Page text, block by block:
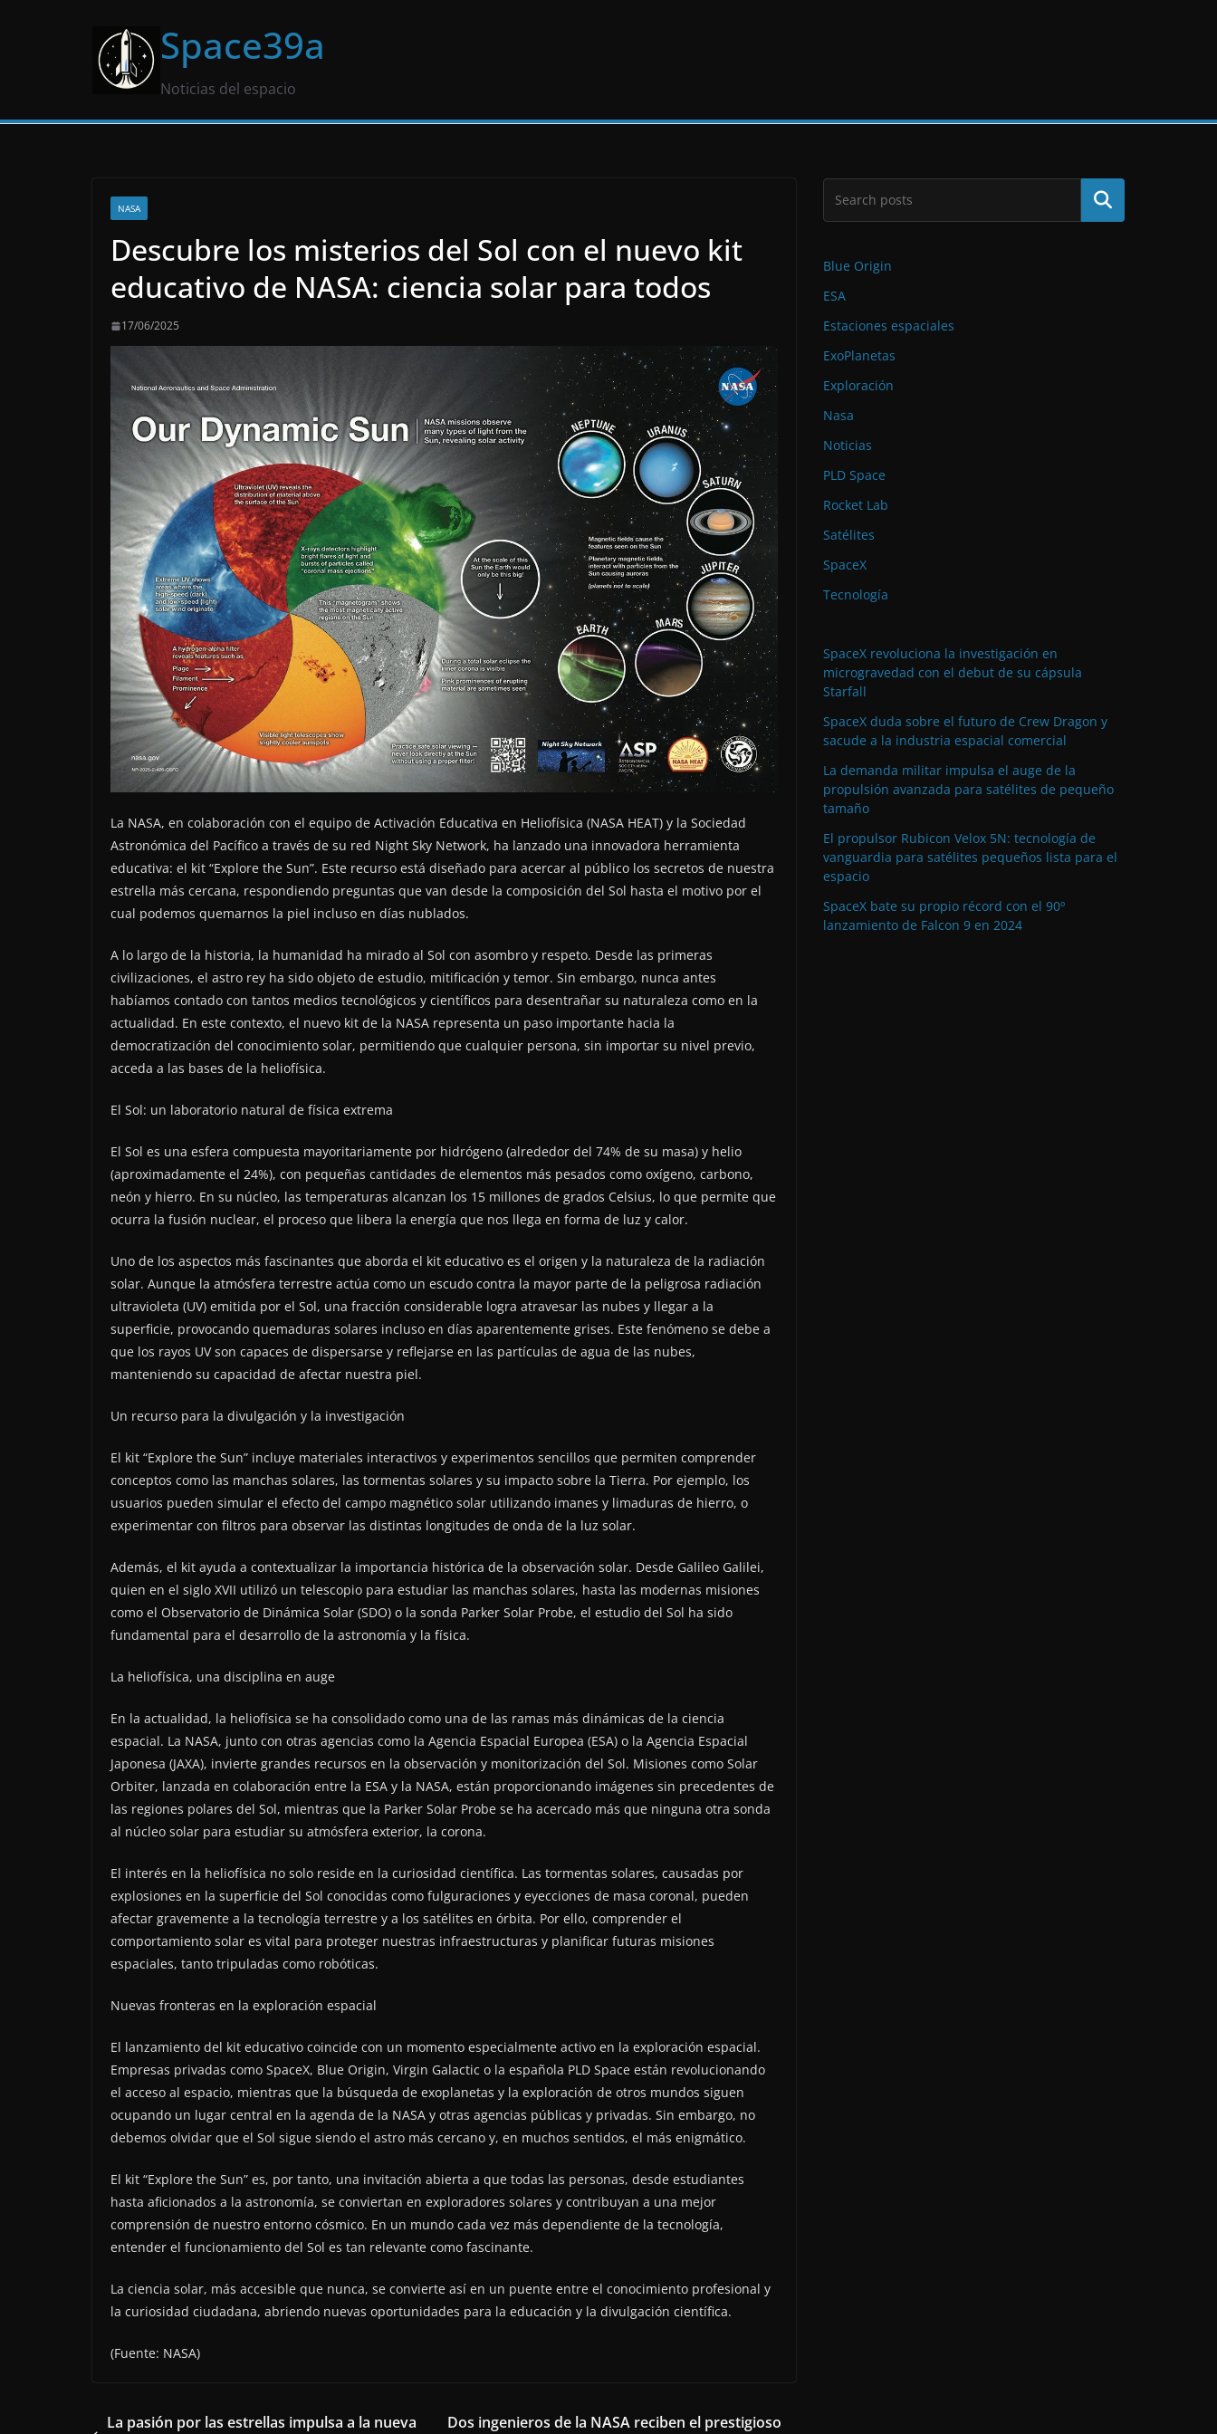
Space39a
Noticias del espacio
NASA
Descubre los misterios del Sol con el nuevo kit
educativo de NASA: ciencia solar para todos
17/06/2025
La NASA, en colaboración con el equipo de Activación Educativa en Heliofísica (NASA HEAT) y la Sociedad
Astronómica del Pacífico a través de su red Night Sky Network, ha lanzado una innovadora herramienta
educativa: el kit “Explore the Sun”. Este recurso está diseñado para acercar al público los secretos de nuestra
estrella más cercana, respondiendo preguntas que van desde la composición del Sol hasta el motivo por el
cual podemos quemarnos la piel incluso en días nublados.
A lo largo de la historia, la humanidad ha mirado al Sol con asombro y respeto. Desde las primeras
civilizaciones, el astro rey ha sido objeto de estudio, mitificación y temor. Sin embargo, nunca antes
habíamos contado con tantos medios tecnológicos y científicos para desentrañar su naturaleza como en la
actualidad. En este contexto, el nuevo kit de la NASA representa un paso importante hacia la
democratización del conocimiento solar, permitiendo que cualquier persona, sin importar su nivel previo,
acceda a las bases de la heliofísica.
El Sol: un laboratorio natural de física extrema
El Sol es una esfera compuesta mayoritariamente por hidrógeno (alrededor del 74% de su masa) y helio
(aproximadamente el 24%), con pequeñas cantidades de elementos más pesados como oxígeno, carbono,
neón y hierro. En su núcleo, las temperaturas alcanzan los 15 millones de grados Celsius, lo que permite que
ocurra la fusión nuclear, el proceso que libera la energía que nos llega en forma de luz y calor.
Uno de los aspectos más fascinantes que aborda el kit educativo es el origen y la naturaleza de la radiación
solar. Aunque la atmósfera terrestre actúa como un escudo contra la mayor parte de la peligrosa radiación
ultravioleta (UV) emitida por el Sol, una fracción considerable logra atravesar las nubes y llegar a la
superficie, provocando quemaduras solares incluso en días aparentemente grises. Este fenómeno se debe a
que los rayos UV son capaces de dispersarse y reflejarse en las partículas de agua de las nubes,
manteniendo su capacidad de afectar nuestra piel.
Un recurso para la divulgación y la investigación
El kit “Explore the Sun” incluye materiales interactivos y experimentos sencillos que permiten comprender
conceptos como las manchas solares, las tormentas solares y su impacto sobre la Tierra. Por ejemplo, los
usuarios pueden simular el efecto del campo magnético solar utilizando imanes y limaduras de hierro, o
experimentar con filtros para observar las distintas longitudes de onda de la luz solar.
Además, el kit ayuda a contextualizar la importancia histórica de la observación solar. Desde Galileo Galilei,
quien en el siglo XVII utilizó un telescopio para estudiar las manchas solares, hasta las modernas misiones
como el Observatorio de Dinámica Solar (SDO) o la sonda Parker Solar Probe, el estudio del Sol ha sido
fundamental para el desarrollo de la astronomía y la física.
La heliofísica, una disciplina en auge
En la actualidad, la heliofísica se ha consolidado como una de las ramas más dinámicas de la ciencia
espacial. La NASA, junto con otras agencias como la Agencia Espacial Europea (ESA) o la Agencia Espacial
Japonesa (JAXA), invierte grandes recursos en la observación y monitorización del Sol. Misiones como Solar
Orbiter, lanzada en colaboración entre la ESA y la NASA, están proporcionando imágenes sin precedentes de
las regiones polares del Sol, mientras que la Parker Solar Probe se ha acercado más que ninguna otra sonda
al núcleo solar para estudiar su atmósfera exterior, la corona.
El interés en la heliofísica no solo reside en la curiosidad científica. Las tormentas solares, causadas por
explosiones en la superficie del Sol conocidas como fulguraciones y eyecciones de masa coronal, pueden
afectar gravemente a la tecnología terrestre y a los satélites en órbita. Por ello, comprender el
comportamiento solar es vital para proteger nuestras infraestructuras y planificar futuras misiones
espaciales, tanto tripuladas como robóticas.
Nuevas fronteras en la exploración espacial
El lanzamiento del kit educativo coincide con un momento especialmente activo en la exploración espacial.
Empresas privadas como SpaceX, Blue Origin, Virgin Galactic o la española PLD Space están revolucionando
el acceso al espacio, mientras que la búsqueda de exoplanetas y la exploración de otros mundos siguen
ocupando un lugar central en la agenda de la NASA y otras agencias públicas y privadas. Sin embargo, no
debemos olvidar que el Sol sigue siendo el astro más cercano y, en muchos sentidos, el más enigmático.
El kit “Explore the Sun” es, por tanto, una invitación abierta a que todas las personas, desde estudiantes
hasta aficionados a la astronomía, se conviertan en exploradores solares y contribuyan a una mejor
comprensión de nuestro entorno cósmico. En un mundo cada vez más dependiente de la tecnología,
entender el funcionamiento del Sol es tan relevante como fascinante.
La ciencia solar, más accesible que nunca, se convierte así en un puente entre el conocimiento profesional y
la curiosidad ciudadana, abriendo nuevas oportunidades para la educación y la divulgación científica.
(Fuente: NASA)
La pasión por las estrellas impulsa a la nueva
Dos ingenieros de la NASA reciben el prestigioso
Buscar
Blue Origin
ESA
Estaciones espaciales
ExoPlanetas
Exploración
Nasa
Noticias
PLD Space
Rocket Lab
Satélites
SpaceX
Tecnología
SpaceX revoluciona la investigación en
microgravedad con el debut de su cápsula
Starfall
SpaceX duda sobre el futuro de Crew Dragon y
sacude a la industria espacial comercial
La demanda militar impulsa el auge de la
propulsión avanzada para satélites de pequeño
tamaño
El propulsor Rubicon Velox 5N: tecnología de
vanguardia para satélites pequeños lista para el
espacio
SpaceX bate su propio récord con el 90º
lanzamiento de Falcon 9 en 2024